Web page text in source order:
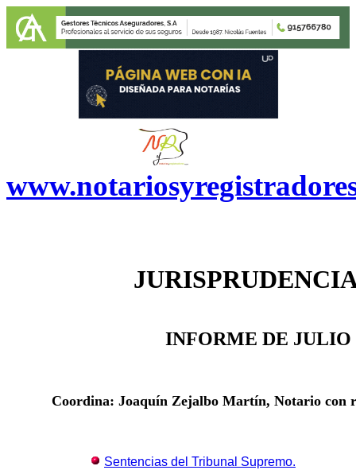
INFORME DE JULIO
Coordina: Joaquín Zejalbo Martín, Notario con
Sentencias del Tribunal Supremo.